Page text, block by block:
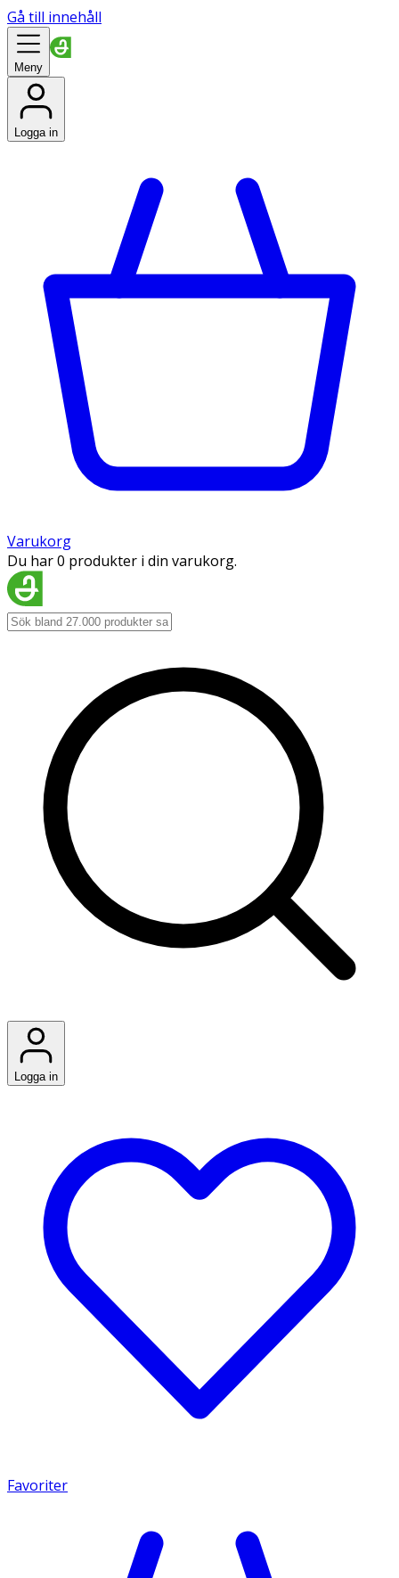
Gå till innehåll
Meny
Logga in
Varukorg
Du har 0 produkter i din varukorg.
Logga in
Favoriter